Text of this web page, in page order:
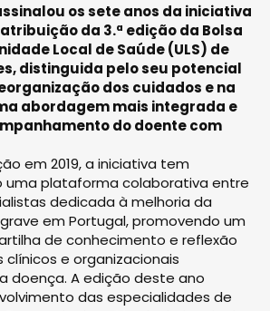
os sete anos da iniciativa
da 3.ª edição da Bolsa
Local de Saúde (ULS) de
distinguida pelo seu potencial
dos cuidados e na
abordagem mais integrada e
do doente com
em 2019, a iniciativa tem
uma plataforma colaborativa entre
dedicada à melhoria da
em Portugal, promovendo um
de conhecimento e reflexão
e organizacionais
doença. A edição deste ano
das especialidades de